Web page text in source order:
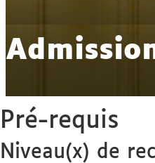
Pré-requis
Niveau(x) de